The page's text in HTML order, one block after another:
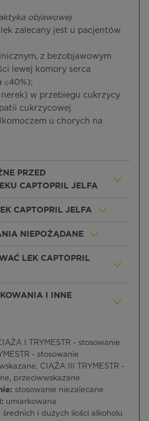
objawowej
lek zalecany jest u pacjentów
z bezobjawowym
lewej komory serca
w przebiegu cukrzycy
cukrzycowej
u chorych na
PRZED
CAPTOPRIL JELFA
CAPTOPRIL JELFA
NIEPOŻĄDANE
LEK CAPTOPRIL
I INNE
I TRYMESTR - stosowanie
- stosowanie
CIĄŻA III TRYMESTR -
przeciwwskazane
stosowanie niezalecane
umiarkowana
średnich i dużych ilości alkoholu